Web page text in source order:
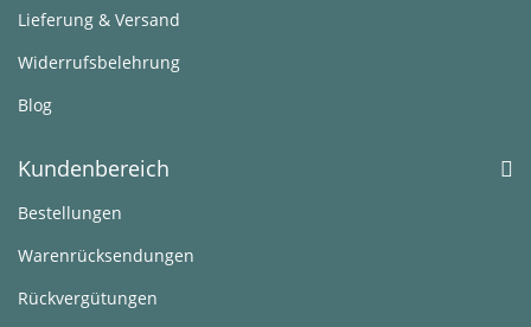
Lieferung & Versand
Widerrufsbelehrung
Blog
Kundenbereich
Bestellungen
Warenrücksendungen
Rückvergütungen